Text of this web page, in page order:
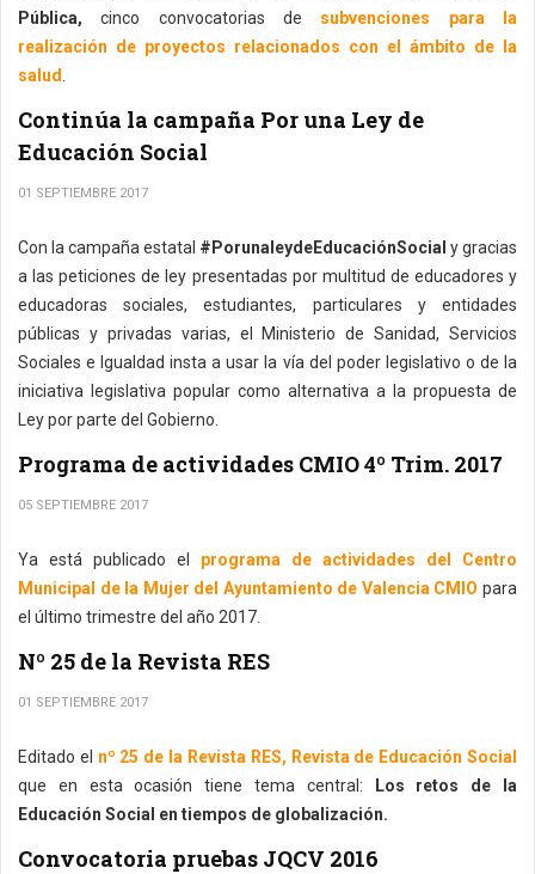
Pública, cinco convocatorias de subvenciones para la
realización de proyectos relacionados con el ámbito de la
salud
Continúa la campaña Por una Ley de
Educación Social
01 SEPTIEMBRE 2017
Con la campaña estatal #PorunaleydeEducaciónSocial y gracias
a las peticiones de ley presentadas por multitud de educadores y
educadoras sociales, estudiantes, particulares y entidades
públicas y privadas varias, el Ministerio de Sanidad, Servicios
Sociales e Igualdad insta a usar la vía del poder legislativo o de la
iniciativa legislativa popular como alternativa a la propuesta de
Ley por parte del Gobierno.
Programa de actividades CMIO 4º Trim. 2017
05 SEPTIEMBRE 2017
Ya está publicado el programa de actividades del Centro
Municipal de la Mujer del Ayuntamiento de Valencia CMIO para
el último trimestre del año 2017.
Nº 25 de la Revista RES
01 SEPTIEMBRE 2017
Editado el nº 25 de la Revista RES, Revista de Educación Social
que en esta ocasión tiene tema central:
Los retos de la
Educación Social en tiempos de globalización.
Convocatoria pruebas JQCV 2016